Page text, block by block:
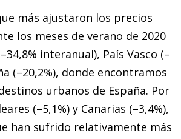
más ajustaron los precios
los meses de verano de 2020
interanual), País Vasco (–
(–20,2%), donde encontramos
urbanos de España. Por
(–5,1%) y Canarias (–3,4%),
han sufrido relativamente más